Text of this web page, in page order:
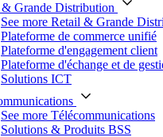
Grande Distribution
See more Retail & Grande
Plateforme de commerce unifié
Plateforme d'engagement client
Plateforme d'échange et de
Solutions ICT
See more Télécommunications
Solutions & Produits BSS